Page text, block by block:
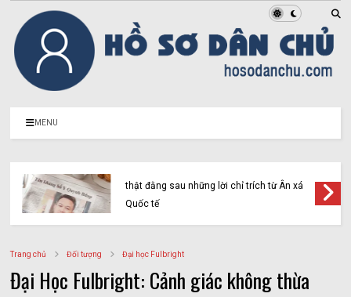
MENU
thật đằng sau những lời chỉ trích từ Ân xá
Quốc tế
Trang chủ Đối tượng Đại học Fulbright
Đại Học Fulbright: Cảnh giác không thừa